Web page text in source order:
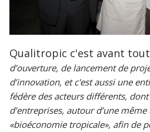
Qualitropic c'est avant
d’ouverture, de lancement de
d’innovation, et c'est aussi une
fédère des acteurs différents,
d’entreprises, autour d’une
«bioéconomie tropicale», afin de